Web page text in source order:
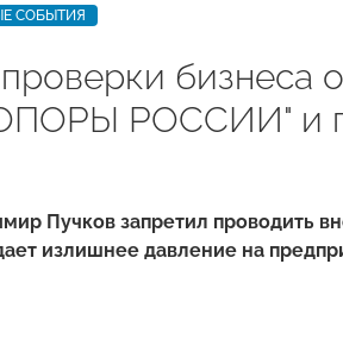
СОБЫТИЯ
бизнеса
РОССИИ" и
Пучков запретил проводить
излишнее давление на